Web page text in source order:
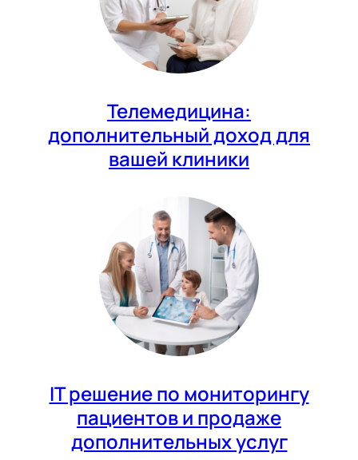
Телемедицина:
дополнительный доход для
вашей клиники
IT решение по мониторингу
пациентов и продаже
дополнительных услуг